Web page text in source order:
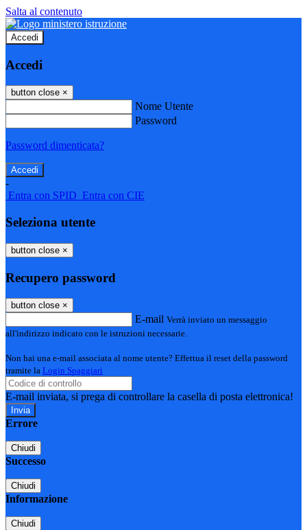
Salta al contenuto
Accedi
Accedi
button close ×
Nome Utente
Password
Password dimenticata?
-
Entra con SPID Entra con CIE
Seleziona utente
button close ×
Recupero password
button close ×
E-mail Verrà inviato un messaggio
all'indirizzo indicato con le istruzioni necessarie.
Non hai una e-mail associata al nome utente? Effettua il reset della password
tramite la Login Spaggiari
E-mail inviata, si prega di controllare la casella di posta elettronica!
Errore
Chiudi
Successo
Chiudi
Informazione
Chiudi